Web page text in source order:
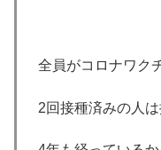
全員がコロナワク
2回接種済みの人